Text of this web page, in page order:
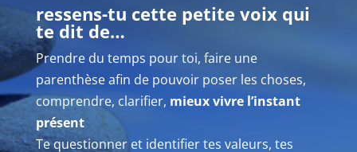
ressens-tu cette petite voix qui
te dit de…
Prendre du temps pour toi, faire une
parenthèse afin de pouvoir poser les choses,
comprendre, clarifier, mieux vivre l’instant
présent
Te questionner et identifier tes valeurs, tes